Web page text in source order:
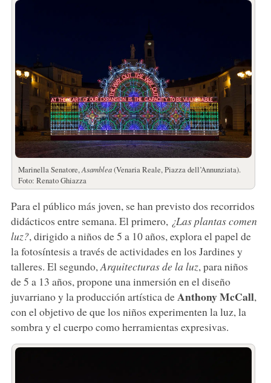
Marinella Senatore,Asamblea(Venaria Reale, Piazza dell’Annunziata).
Foto: Renato Ghiazza
Para el público más joven, se han previsto dos recorridos
didácticos entre semana. El primero, ¿Las plantas comen
luz?, dirigido a niños de 5 a 10 años, explora el papel de
la fotosíntesis a través de actividades en los Jardines y
talleres. El segundo,Arquitecturas de la luz, para niños
de 5 a 13 años, propone una inmersión en el diseño
juvarriano y la producción artística deAnthony McCall,
con el objetivo de que los niños experimenten la luz, la
sombra y el cuerpo como herramientas expresivas.